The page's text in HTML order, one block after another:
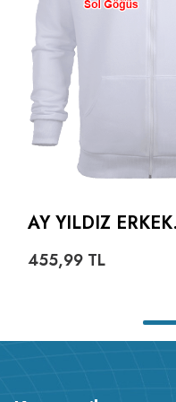
AY YILDIZ ERKEK
455,99 TL